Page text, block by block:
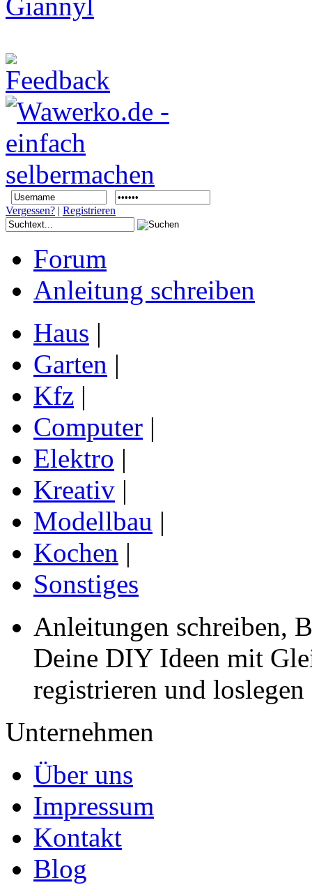
Vergessen? | Registrieren
Forum
Anleitung schreiben
Haus |
Garten |
Kfz |
Computer |
Elektro |
Kreativ |
Modellbau |
Kochen |
Sonstiges
Anleitungen schreiben,
Deine DIY Ideen mit
registrieren und loslegen
Unternehmen
Über uns
Impressum
Kontakt
Blog